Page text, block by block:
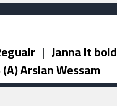
| Janna lt bold
Arslan Wessam